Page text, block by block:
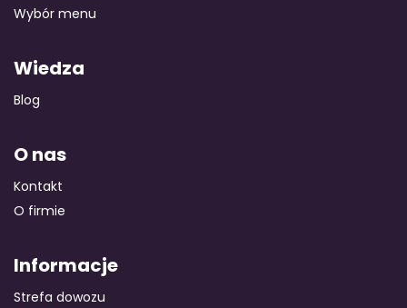
Wybór menu
Wiedza
Blog
O nas
Kontakt
O firmie
Informacje
Strefa dowozu